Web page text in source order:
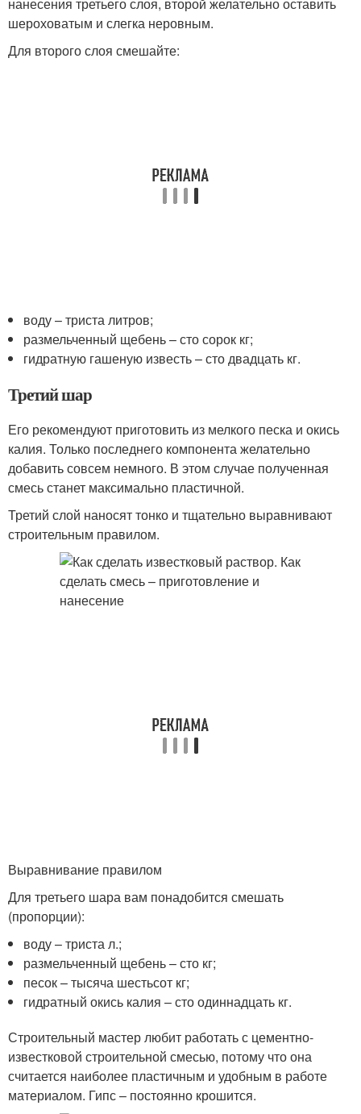
шероховатым и слегка неровным.
Для второго слоя смешайте:
воду – триста литров;
размельченный щебень – сто сорок кг;
гидратную гашеную известь – сто двадцать кг.
Третий шар
Его рекомендуют приготовить из мелкого песка и окись
калия. Только последнего компонента желательно
добавить совсем немного. В этом случае полученная
смесь станет максимально пластичной.
Третий слой наносят тонко и тщательно выравнивают
строительным правилом.
Выравнивание правилом
Для третьего шара вам понадобится смешать
(пропорции):
воду – триста л.;
размельченный щебень – сто кг;
песок – тысяча шестьсот кг;
гидратный окись калия – сто одиннадцать кг.
Строительный мастер любит работать с цементно-
известковой строительной смесью, потому что она
считается наиболее пластичным и удобным в работе
материалом. Гипс – постоянно крошится.